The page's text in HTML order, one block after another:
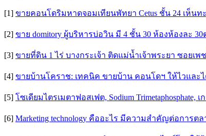
[1] ขายคอนโดริมหาดจอมเทียนพัทยา Cetus ชั้น 24 เห็น
[2] ขาย domitory ผู้บริหารบ่อวิน มี 4 ชั้น 30 ห้องห้องละ
[3] ขายที่ดิน 1 ไร่ บางกระเจ้า ติดแม่น้ำเจ้าพระยา ซอยเ
[4] ขายบ้านโคราช: เทคนิค ขายบ้าน คอนโดฯ ให้ไวและไ
[5] โซเดียมไตรเมตาฟอสเฟต, Sodium Trimetaphosphate,
[6] Marketing technology คืออะไร มีความสำคัญต่อการต